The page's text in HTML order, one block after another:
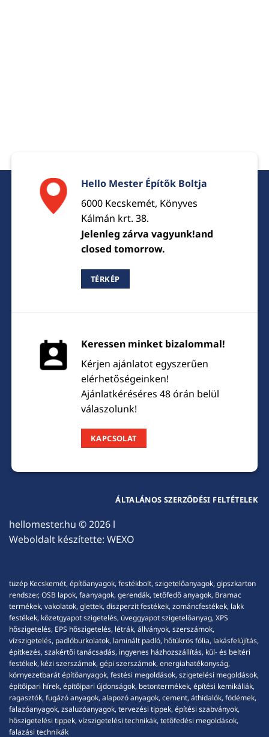
Hello Mester Építők Boltja
6000 Kecskemét, Könyves
Kálmán krt. 38.
Jelenleg zárva vagyunk!and
closed tomorrow.
TÉRKÉP
Keressen minket bizalommal!
Kérjen ajánlatot egyszerűen
elérhetőségeinken!
Ajánlatkéréséres 48 órán belül
válaszolunk!
KAPCSOLAT
hellomester.hu © 2026 l
Weboldalt készítette: WEXO
ÁLTALÁNOS SZERZŐDÉSI FELTÉTELEK
tüzép Kecskemét, építőanyagok, festékbolt, szigetelőanyagok, gipszkarton
rendszer, OSB lapok, faanyagok, gerendák, tetőfedő anyagok, Bramac
termékek, vakolatok, glettek, diszperzit festékek, zománcfestékek, lakk
festékek, kőzetgyapot szigetelés, üveggyapot szigetelőanyag, XPS
hőszigetelés, EPS hőszigetelés, létrák, állványok, szerszámok,
vízszigetelés, padlóburkolatok, laminált padló, hőtükrös fólia, lakásfelújítás,
építkezés, szakértői tanácsadás, ingyenes házhozszállítás, kül- és beltéri
festékek, kézi szerszámok, gépi szerszámok, energiahatékonyság,
környezetbarát építőanyagok, festési megoldások, szigetelési megoldások,
építőipari hírek, építőipari újdonságok, betontermékek, építési kemikáliák,
ragasztók, fugázó anyagok, alapozó anyagok, cement, áthidalók, födémek,
falazóanyagok, zsaluzóanyagok, tervezési tippek, építési szabványok,
hőszigetelési tippek, vízszigetelési technikák, tetőfedési megoldások,
falazási technikák